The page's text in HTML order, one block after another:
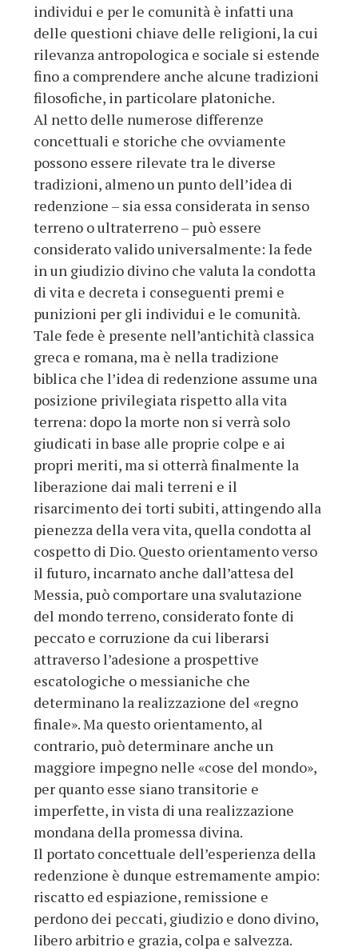
individui e per le comunità è infatti una
delle questioni chiave delle religioni, la cui
rilevanza antropologica e sociale si estende
fino a comprendere anche alcune tradizioni
filosofiche, in particolare platoniche.
Al netto delle numerose differenze
concettuali e storiche che ovviamente
possono essere rilevate tra le diverse
tradizioni, almeno un punto dell’idea di
redenzione – sia essa considerata in senso
terreno o ultraterreno – può essere
considerato valido universalmente: la fede
in un giudizio divino che valuta la condotta
di vita e decreta i conseguenti premi e
punizioni per gli individui e le comunità.
Tale fede è presente nell’antichità classica
greca e romana, ma è nella tradizione
biblica che l’idea di redenzione assume una
posizione privilegiata rispetto alla vita
terrena: dopo la morte non si verrà solo
giudicati in base alle proprie colpe e ai
propri meriti, ma si otterrà finalmente la
liberazione dai mali terreni e il
risarcimento dei torti subiti, attingendo alla
pienezza della vera vita, quella condotta al
cospetto di Dio. Questo orientamento verso
il futuro, incarnato anche dall’attesa del
Messia, può comportare una svalutazione
del mondo terreno, considerato fonte di
peccato e corruzione da cui liberarsi
attraverso l’adesione a prospettive
escatologiche o messianiche che
determinano la realizzazione del «regno
finale». Ma questo orientamento, al
contrario, può determinare anche un
maggiore impegno nelle «cose del mondo»,
per quanto esse siano transitorie e
imperfette, in vista di una realizzazione
mondana della promessa divina.
Il portato concettuale dell’esperienza della
redenzione è dunque estremamente ampio:
riscatto ed espiazione, remissione e
perdono dei peccati, giudizio e dono divino,
libero arbitrio e grazia, colpa e salvezza.